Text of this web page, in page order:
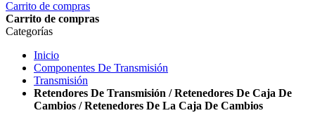
Carrito de compras
Carrito de compras
Categorías
Inicio
Componentes De Transmisión
Transmisión
Retendores De Transmisión / Retenedores De Caja De
Cambios / Retenedores De La Caja De Cambios